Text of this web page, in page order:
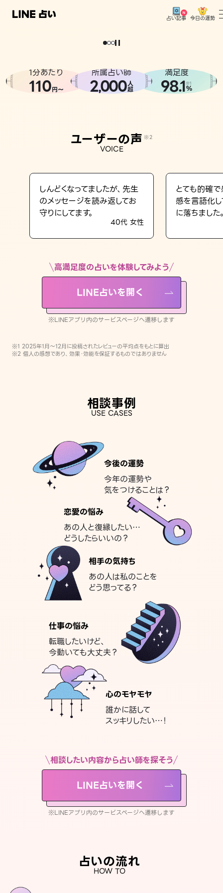
占い記事 今日の運勢
相談事例
LINE占いを開く
※LINEアプリ内のサービスページへ遷移します
どうせなら
。
1分あたり
110円〜
所属占い師
2,000人
超
満足度
98.1※1
%
ユーザーの声 ※2
VOICE
しんどくなってましたが、先生
のメッセージを読み返してお
守りにしてます。
40代 女性
とても的確
感を言語化
に落ちました
高満足度の占いを体験してみよう
LINE占いを開く
※LINEアプリ内のサービスページへ遷移します
※1 2025年1月〜12月に投稿されたレビューの平均点をもとに算出
※2 個人の感想であり、効果・効能を保証するものではありません
相談事例
USE CASES
今後の運勢
今年の運勢や
気をつけることは？
恋愛の悩み
あの人と復縁したい…
どうしたらいいの？
相手の気持ち
あの人は私のことを
どう思ってる？
仕事の悩み
転職したいけど、
今動いても大丈夫？
心のモヤモヤ
誰かに話して
スッキリしたい…！
相談したい内容から占い師を探そう
LINE占いを開く
※LINEアプリ内のサービスページへ遷移します
占いの流れ
HOW TO